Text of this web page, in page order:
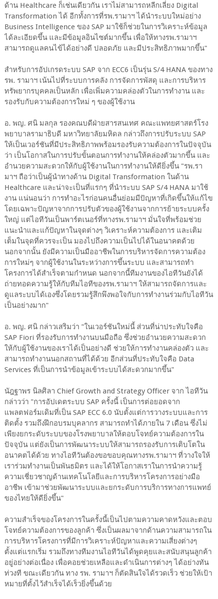
ด้าน Healthcare ก็เช่นเดียวกัน เราไม่สามารถหลีกเลี่ยง Digital
Transformation ได้ อีกทั้งการที่รพ.รามาฯ ได้นำระบบใหม่อย่าง
Business Intelligence ของ SAP มาใช้ก็ช่วยในการวิเคราะห์ข้อมูล
ได้ละเอียดขึ้น และมีข้อมูลอินไซต์มากขึ้น เพื่อให้ทางรพ.รามาฯ
สามารถดูแลคนไข้ได้อย่างดี ปลอดภัย และมีประสิทธิภาพมากขึ้น"
สำหรับการอัปเกรดระบบ SAP จาก ECC6 เป็นรุ่น S/4 HANA ของทาง
รพ. รามาฯ เน้นไปที่ระบบการคลัง การจัดการพัสดุ และการบริหาร
ทรัพยากรบุคคลเป็นหลัก เพื่อเพิ่มความคล่องตัวในการทำงาน และ
รองรับกับความต้องการใหม่ ๆ ของผู้ใช้งาน
อ. พญ. ศนิ มลกุล รองคณบดีฝ่ายสารสนเทศ คณะแพทยศาสตร์โรง
พยาบาลรามาธิบดี มหาวิทยาลัยมหิดล กล่าวถึงการปรับระบบ SAP
ให้เป็นเวอร์ชันที่มีประสิทธิภาพพร้อมรองรับความต้องการในปัจจุบัน
ว่า เป็นโอกาสในการปรับขั้นตอนการทำงานให้คล่องตัวมากขึ้น และ
อำนวยความสะดวกให้กับผู้ใช้งานในการทำงานให้ดียิ่งขึ้น "รพ.รา
มาฯ ถือว่าเป็นผู้นำทางด้าน Digital Transformation ในด้าน
Healthcare และน่าจะเป็นที่แรกๆ ที่นำระบบ SAP S/4 HANA มาใช้
งาน แน่นอนว่า การทำอะไรก่อนคนอื่นย่อมมีปัญหาที่เกิดขึ้นให้แก้ไข
โดยเฉพาะปัญหาจากการปรับตัวของผู้ใช้งานจากการย้ายระบบครั้ง
ใหญ่ แต่ไอทีวันเป็นพาร์ตเนอร์ที่ทางรพ.รามาฯ มั่นใจที่พร้อมช่วย
แนะนำและแก้ปัญหาในจุดต่างๆ วิเคราะห์ความต้องการ และเติม
เต็มในจุดที่ควรจะเป็น มองไปถึงความเป็นไปได้ในอนาคตด้วย
นอกจากนั้น ยังมีความเป็นมืออาชีพในการบริหารจัดการความต้อง
การใหม่ๆ จากผู้ใช้งานในระหว่างการขึ้นระบบ และสามารถทำ
โครงการได้สำเร็จตามกำหนด นอกจากนี้ทีมงานของไอทีวันยังได้
ถ่ายทอดความรู้ให้กับทีมไอทีของรพ.รามาฯ ให้สามารถจัดการและ
ดูแลระบบได้เองซึ่งโดยรวมรู้สึกพึงพอใจกับการทำงานร่วมกับไอทีวัน
เป็นอย่างมาก"
อ. พญ. ศนิ กล่าวเสริมว่า "ในเวอร์ชันใหม่นี้ ส่วนที่น่าประทับใจคือ
SAP Fiori ที่รองรับการทำงานบนมือถือ ซึ่งช่วยอำนวยความสะดวก
ให้กับผู้ใช้งานของเราได้เป็นอย่างดี ช่วยให้การทำงานคล่องตัว และ
สามารถทำงานนอกสถานที่ได้ด้วย อีกส่วนที่ประทับใจคือ Data
Services ที่เป็นการนำข้อมูลเข้าระบบได้สะดวกมากขึ้น"
นัฎฐาพร นิลศิลา Chief Growth and Strategy Officer จาก ไอทีวัน
กล่าวว่า "การอัปเดตระบบ SAP ครั้งนี้ เป็นการต่อยอดจาก
แพลตฟอร์มเดิมที่เป็น SAP ECC 6.0 นับตั้งแต่การวางระบบและการ
ติดตั้ง รวมถึงฝึกอบรมบุคลากร สามารถทำได้ภายใน 7 เดือน ซึ่งไม่
เพียงยกระดับระบบของโรงพยาบาลให้ตอบโจทย์ความต้องการใน
ปัจจุบัน แต่ยังเป็นการพัฒนาระบบให้สามารถรองรับการเติบโตใน
อนาคตได้ด้วย ทางไอทีวันต้องขอขอบคุณทางรพ.รามาฯ ที่วางใจให้
เราร่วมทำงานเป็นพันธมิตร และได้ให้โอกาสเราในการนำความรู้
ความเชี่ยวชาญด้านเทคโนโลยีและการบริหารโครงการอย่างมือ
อาชีพ เข้ามาช่วยพัฒนาระบบและยกระดับการบริการทางการแพทย์
ของไทยให้ดียิ่งขึ้น"
ความสำเร็จของโครงการในครั้งนี้เป็นไปตามความคาดหวังและตอบ
โจทย์ความต้องการของลูกค้า ซึ่งเป็นผลมาจากด้านความสามารถใน
การบริหารโครงการที่มีการวิเคราะห์ปัญหาและความเสี่ยงต่างๆ
ตั้งแต่แรกเริ่ม รวมถึงทางทีมงานไอทีวันได้พูดคุยและสนับสนุนลูกค้า
อยู่อย่างต่อเนื่อง เพื่อคอยช่วยเหลือและดำเนินการต่างๆ ได้อย่างทัน
ท่วงที ขณะเดียวกัน ทาง รพ. รามาฯ ก็ตัดสินใจได้รวดเร็ว ช่วยให้เป้า
หมายที่ตั้งไว้สำเร็จได้เร็วยิ่งขึ้นด้วย